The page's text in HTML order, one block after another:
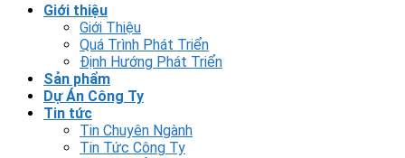
Giới thiệu
Giới Thiệu
Quá Trình Phát Triển
Định Hướng Phát Triển
Sản phẩm
Dự Án Công Ty
Tin tức
Tin Chuyên Ngành
Tin Tức Công Ty